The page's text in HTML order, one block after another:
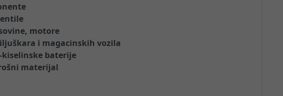
motore
i magacinskih vozila
baterije
materijal